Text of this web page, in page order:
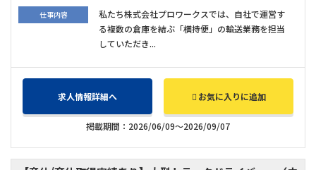
仕事内容
私たち株式会社プロワークスでは、自社で運営す
る複数の倉庫を結ぶ「横持便」の輸送業務を担当
していただき...
求人情報詳細へ お気に入りに追加
掲載期間：2026/06/09～2026/09/07